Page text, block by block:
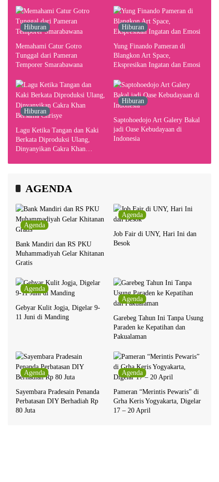
Hiburan
Memahami Catur Gotro
Tunggal dari Pameran
Temporer Smarabawana
Hiburan
Yung Finando Pameran di
Blangkon Art Space,
Ekspresikan Ingatan dan Emosi
Hiburan
Lagu Ketika Tangan dan Kaki
Berkata Diproduksi Ulang,
Dinyanyikan Cakra Khan
Hiburan
Saptohoedojo Art Galery Bakal
jadi Oase Kebudayaan di
Indonesia
AGENDA
Agenda
Bank Mandiri dan RS PKU
Muhammadiyah Gelar Khitanan
Gratis
Agenda
Job Fair di UNY, Hari Ini dan
Besok
Agenda
Gebyar Kulit Jogja, Digelar 9-
11 Juni di Manding
Agenda
Garebeg Tahun Ini Tanpa Usung
Paraden ke Kepatihan dan
Pakualaman
Agenda
Sayembara Pradesain Penanda
Perbatasan DIY Berhadiah Rp
80 Juta
Agenda
Pameran “Merintis Pewaris” di
Grha Keris Yogyakarta, Digelar
17 – 20 April